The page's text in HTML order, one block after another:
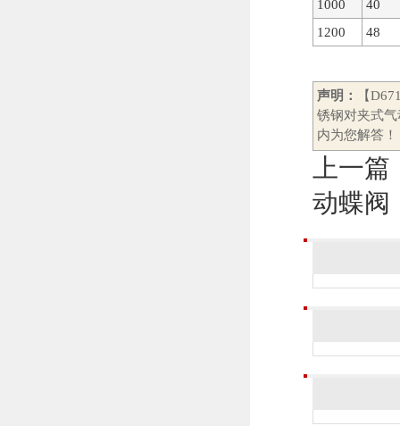
1000
40
1200
48
声明：
【
锈钢对夹式
内为您解答！
上一篇
动蝶阀